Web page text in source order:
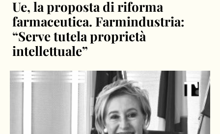
Ue, la proposta di riforma
farmaceutica. Farmindustria:
“Serve tutela proprietà
intellettuale”